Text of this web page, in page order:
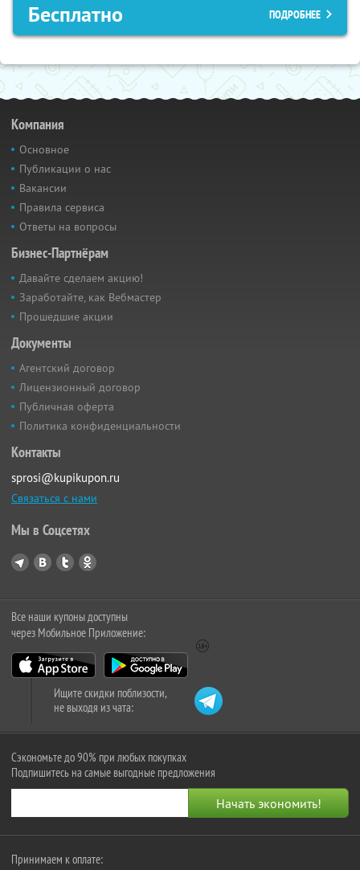
Бесплатно ПОДРОБНЕЕ
Компания
Основное
Публикации о нас
Вакансии
Правила сервиса
Ответы на вопросы
Бизнес-Партнёрам
Давайте сделаем акцию!
Заработайте, как Вебмастер
Прошедшие акции
Документы
Агентский договор
Лицензионный договор
Публичная оферта
Политика конфиденциальности
Контакты
sprosi@kupikupon.ru
Связаться с нами
Мы в Соцсетях
Все наши купоны доступны
через Мобильное Приложение:
Ищите скидки поблизости,
не выходя из чата:
Сэкономьте до 90% при любых покупках
Подпишитесь на самые выгодные предложения
Принимаем к оплате: